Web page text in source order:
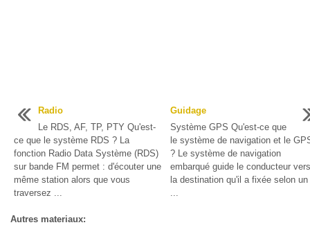
Radio
Le RDS, AF, TP, PTY Qu'est-
ce que le système RDS ? La
fonction Radio Data Système (RDS)
sur bande FM permet : d'écouter une
même station alors que vous
traversez ...
Guidage
Système GPS Qu'est-ce que
le système de navigation et le
? Le système de navigation
embarqué guide le conducteur vers
la destination qu'il a fixée selon
...
Autres materiaux: